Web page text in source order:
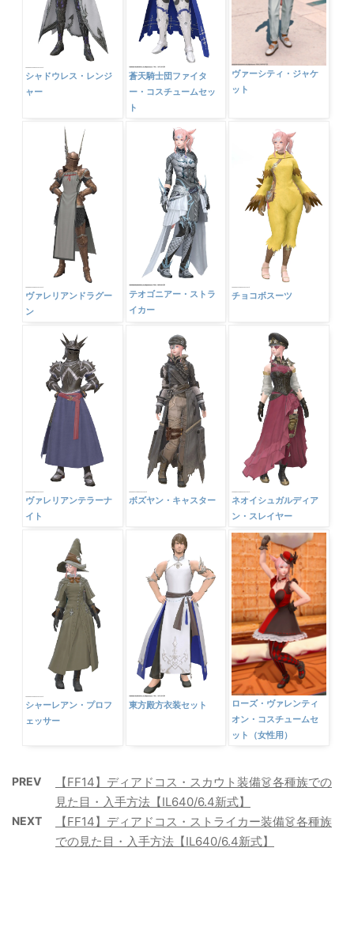
シャドウレス・レンジ
ャー
蒼天騎士団ファイタ
ー・コスチュームセッ
ト
ヴァーシティ・ジャケ
ット
ヴァレリアンドラグー
ン
テオゴニアー・ストラ
イカー
チョコボスーツ
ヴァレリアンテラーナ
イト
ボズヤン・キャスター
ネオイシュガルディア
ン・スレイヤー
シャーレアン・プロフ
ェッサー
東方殿方衣装セット
ローズ・ヴァレンティ
オン・コスチュームセ
ット（女性用）
PREV
【FF14】ディアドコス・スカウト装備👗各種族での
見た目・入手方法【IL640/6.4新式】
NEXT
【FF14】ディアドコス・ストライカー装備👗各種族
での見た目・入手方法【IL640/6.4新式】